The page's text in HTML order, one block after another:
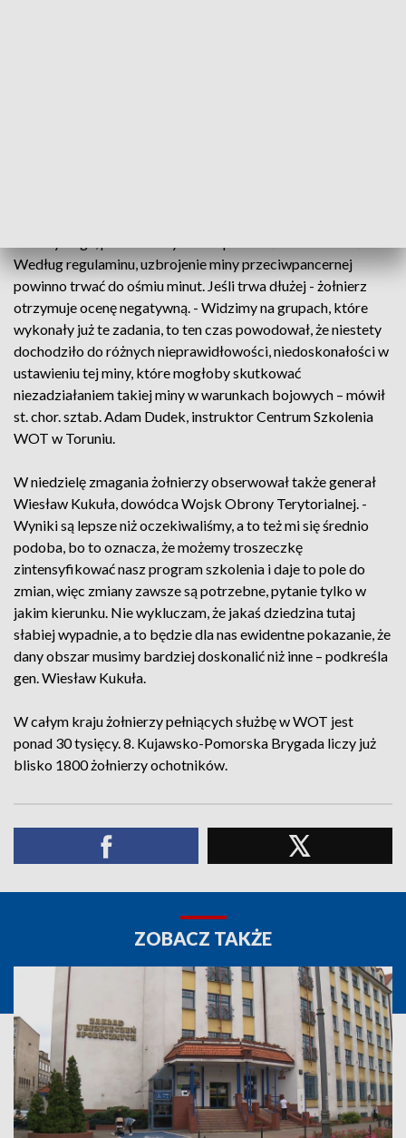
Według regulaminu, uzbrojenie miny przeciwpancernej
powinno trwać do ośmiu minut. Jeśli trwa dłużej - żołnierz
otrzymuje ocenę negatywną. - Widzimy na grupach, które
wykonały już te zadania, to ten czas powodował, że niestety
dochodziło do różnych nieprawidłowości, niedoskonałości w
ustawieniu tej miny, które mogłoby skutkować
niezadziałaniem takiej miny w warunkach bojowych – mówił
st. chor. sztab. Adam Dudek, instruktor Centrum Szkolenia
WOT w Toruniu.
W niedzielę zmagania żołnierzy obserwował także generał
Wiesław Kukuła, dowódca Wojsk Obrony Terytorialnej. -
Wyniki są lepsze niż oczekiwaliśmy, a to też mi się średnio
podoba, bo to oznacza, że możemy troszeczkę
zintensyfikować nasz program szkolenia i daje to pole do
zmian, więc zmiany zawsze są potrzebne, pytanie tylko w
jakim kierunku. Nie wykluczam, że jakaś dziedzina tutaj
słabiej wypadnie, a to będzie dla nas ewidentne pokazanie, że
dany obszar musimy bardziej doskonalić niż inne – podkreśla
gen. Wiesław Kukuła.
W całym kraju żołnierzy pełniących służbę w WOT jest
ponad 30 tysięcy. 8. Kujawsko-Pomorska Brygada liczy już
blisko 1800 żołnierzy ochotników.
ZOBACZ TAKŻE